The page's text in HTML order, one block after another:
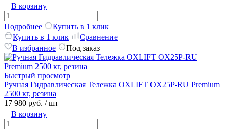
В корзину
Подробнее
Купить в 1 клик
Купить в 1 клик
Сравнение
В избранное
Под заказ
Быстрый просмотр
Ручная Гидравлическая Тележка OXLIFT OX25P-RU Premium
2500 кг, резина
17 980 руб. / шт
В корзину